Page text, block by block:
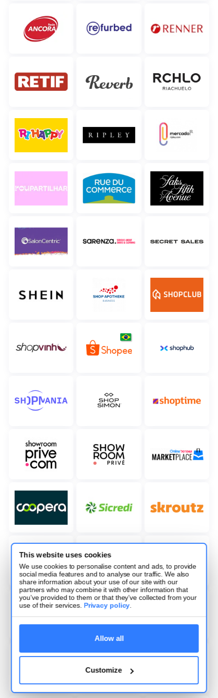
This website uses cookies
We use cookies to personalise content and ads, to provide
social media features and to analyse our traffic. We also
share information about your use of our site with our
partners who may combine it with other information that
you’ve provided to them or that they’ve collected from your
use of their services. Privacy policy.
Allow all
Customize